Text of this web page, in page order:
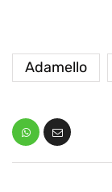
Adamello